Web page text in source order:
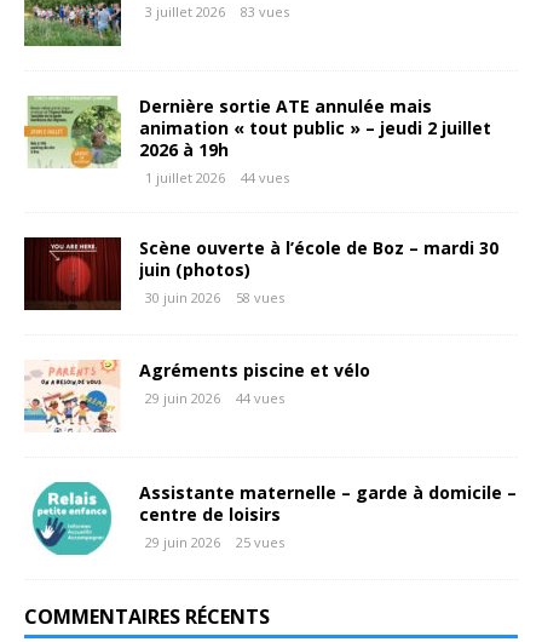
3 juillet 2026 83 vues
Dernière sortie ATE annulée mais
animation « tout public » – jeudi 2 juillet
2026 à 19h
1 juillet 2026 44 vues
Scène ouverte à l’école de Boz – mardi 30
juin (photos)
30 juin 2026 58 vues
Agréments piscine et vélo
29 juin 2026 44 vues
Assistante maternelle – garde à domicile –
centre de loisirs
29 juin 2026 25 vues
COMMENTAIRES RÉCENTS